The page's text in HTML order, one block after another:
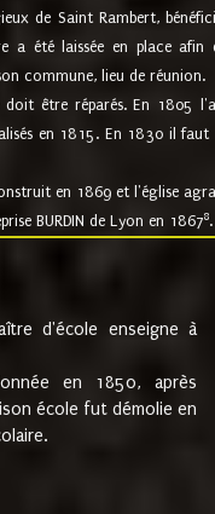
de Saint Rambert,
a été laissée en place
commune, lieu de réunion.
être réparés. En 1805
en 1815. En 1830 il
en 1869 et l'église
BURDIN de Lyon en 18678.
d'école enseigne à
en 1850, après
école fut démolie en